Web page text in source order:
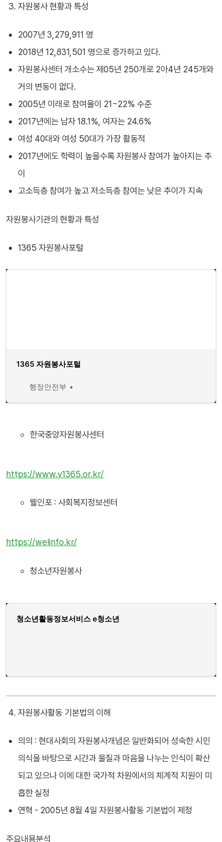
자원봉사 현황과 특성
2007년 3,279,911 명
2018년 12,831,501 명으로 증가하고 있다.
자원봉사센터 개소수는 제05년 250개로 2아4년 245개와
거의 변동이 없다.
2005년 이래로 참여율이 21~22% 수준
2017년에는 남자 18.1%, 여자는 24.6%
여성 40대와 여성 50대가 가장 활동적
2017년에도 학력이 높을수록 자원봉사 참여가 높아지는 추
이
고소득층 참여가 높고 저소득층 참여는 낮은 추이가 지속
자원봉사기관의 현황과 특성
1365 자원봉사포털
1365 자원봉사포털
행정안전부
한국중앙자원봉사센터
https://www.v1365.or.kr/
웰인포 : 사회복지정보센터
https://welinfo.kr/
청소년자원봉사
청소년활동정보서비스 e청소년
자원봉사활동 기본법의 이해
의의 : 현대사회의 자원봉사개념은 일반화되어 성숙한 시민
의식을 바탕으로 시간과 물질과 마음을 나누는 인식이 확산
되고 있으나 이에 대한 국가적 차원에서의 체계적 지원이 미
흡한 실정
연혁 - 2005년 8월 4일 자원봉사활동 기본법이 제정
주요내용분석